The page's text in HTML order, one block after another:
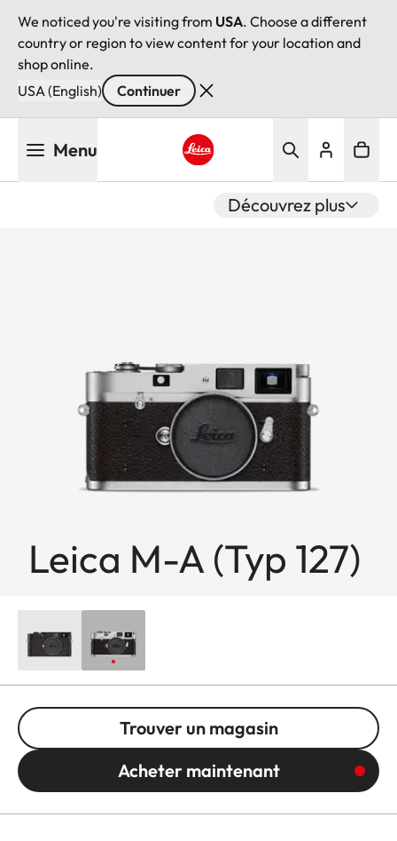
We noticed you're visiting from USA. Choose a different
country or region to view content for your location and
shop online.
USA (English)
Continuer
Menu
Découvrez plus
Leica M-A (Typ 127)
Trouver un magasin
Acheter maintenant